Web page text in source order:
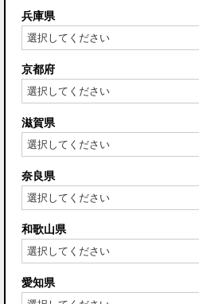
兵庫県
京都府
滋賀県
奈良県
和歌山県
愛知県